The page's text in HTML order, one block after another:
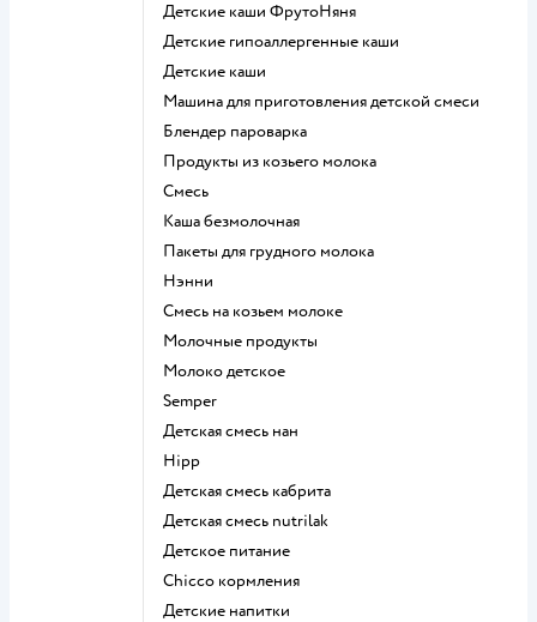
Детские каши ФрутоНяня
Детские гипоаллергенные каши
детские каши
машина для приготовления детской смеси
блендер пароварка
продукты из козьего молока
смесь
каша безмолочная
пакеты для грудного молока
нэнни
смесь на козьем молоке
молочные продукты
молоко детское
semper
детская смесь нан
hipp
детская смесь кабрита
детская смесь nutrilak
детское питание
chicco кормления
детские напитки